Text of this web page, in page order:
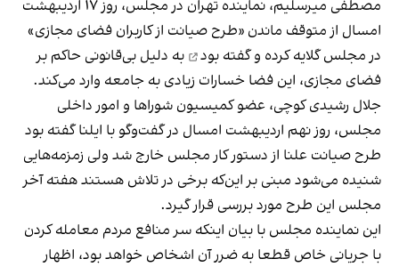
مصطفی میرسلیم، نماینده تهران در مجلس، روز ۱۷ اردیبهشت
امسال از متوقف ماندن «طرح صیانت از کاربران فضای مجازی»
در مجلس گلایه کرده وگفته بود
به دلیل بی‌قانونی حاکم بر
فضای مجازی، این فضا خسارات زیادی به جامعه وارد می‌کند.
جلال رشیدی کوچی، عضو کمیسیون شوراها و امور داخلی
مجلس، روز نهم اردیبهشت امسال در گفت‌وگو با ایلنا گفته بود
طرح صیانت علنا از دستور کار مجلس خارج شد ولی زمزمه‌هایی
شنیده می‌شود مبنی بر این‌که برخی در تلاش هستند هفته آخر
مجلس این طرح مورد بررسی قرار گیرد‌.
این نماینده مجلس با بیان اینکه سر منافع مردم معامله کردن
با جریانی خاص قطعا به ضرر آن اشخاص خواهد بود، اظهار